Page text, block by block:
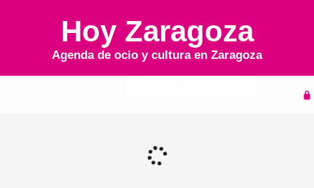
Hoy Zaragoza
Agenda de ocio y cultura en Zaragoza